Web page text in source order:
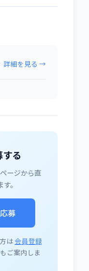
詳細を見る →
る
ージから直
。
募
は会員登録
ご案内しま